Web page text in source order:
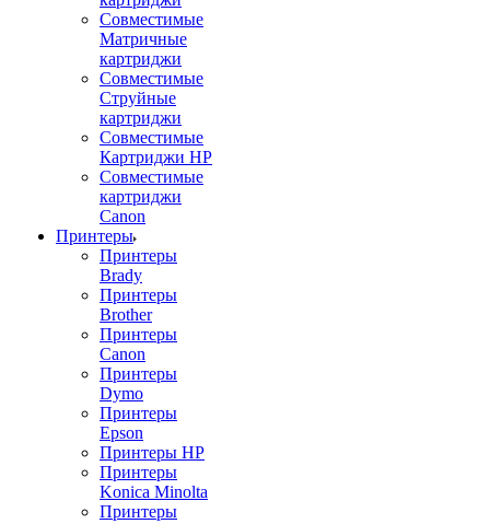
Совместимые
Матричные
картриджи
Совместимые
Струйные
картриджи
Совместимые
Картриджи HP
Совместимые
картриджи
Canon
Принтеры
Принтеры
Brady
Принтеры
Brother
Принтеры
Canon
Принтеры
Dymo
Принтеры
Epson
Принтеры HP
Принтеры
Konica Minolta
Принтеры